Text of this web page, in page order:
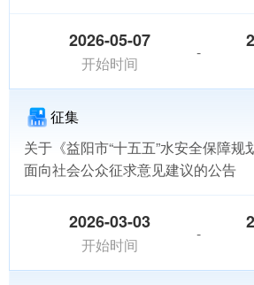
2026-05-07
开始时间
-
征集
关于《益阳市“十五五”水安全保障规
面向社会公众征求意见建议的公告
2026-03-03
开始时间
-